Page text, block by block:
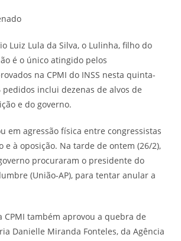
Luiz Lula da Silva, o Lulinha, filho do
é o único atingido pelos
na CPMI do INSS nesta quinta-
inclui dezenas de alvos de
e do governo.
em agressão física entre congressistas
e à oposição. Na tarde de ontem (26/2),
procuraram o presidente do
(União-AP), para tentar anular a
CPMI também aprovou a quebra de
Danielle Miranda Fonteles, da Agência